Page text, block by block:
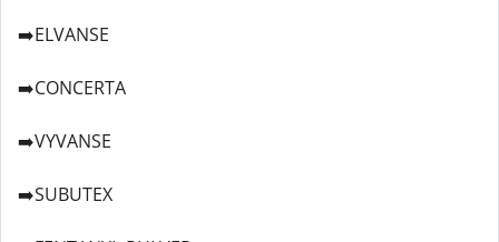
➡️ELVANSE
➡️CONCERTA
➡️VYVANSE
➡️SUBUTEX